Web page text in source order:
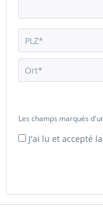
Les champs marqués
J'ai lu et accepté la